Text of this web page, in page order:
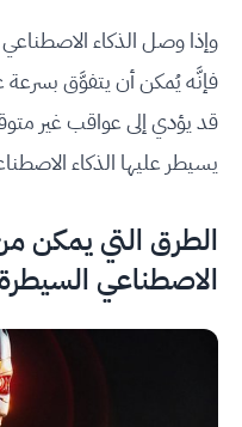
وإذا وصل الذكاء
فإنَّه يُمكن أن يتفوَّق بسرعة
قد يؤدي إلى عواقب غير
يسيطر عليها الذكاء
الطرق التي يمكن
الاصطناعي السيطرة